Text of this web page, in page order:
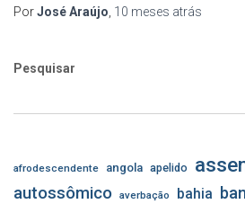
PorJosé Araújo 10 meses atrás
Pesquisar
afrodescendente angola apelido
autossômico averbação bahia